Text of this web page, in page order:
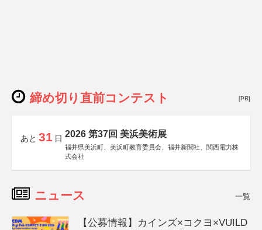
締め切り直前コンテスト [PR]
あと 31 日 2026 第37回 美浜美術展
福井県美浜町、美浜町教育委員会、福井新聞社、関西電力株
式会社
ニュース 一覧
【公募情報】カインズ×コクヨ×VUILD